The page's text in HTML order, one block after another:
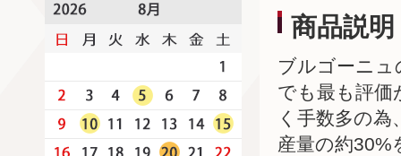
商品説明
ブルゴーニ
でも最も評価
く手数多の
産量の約